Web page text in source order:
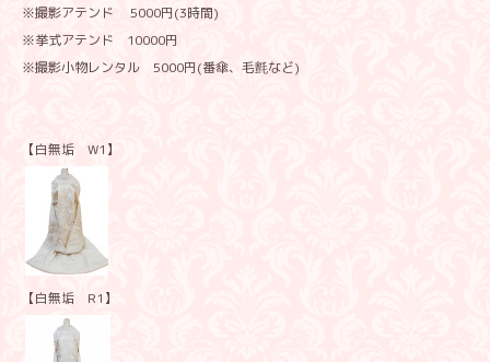
※撮影アテンド 5000円(3時間)
※挙式アテンド 10000円
※撮影小物レンタル 5000円(番傘、毛氈など)
【白無垢 W1】
【白無垢 R1】